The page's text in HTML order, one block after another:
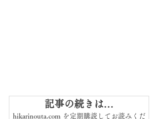
記事の続きは…
hikarinouta.com を定期購読してお読みくだ